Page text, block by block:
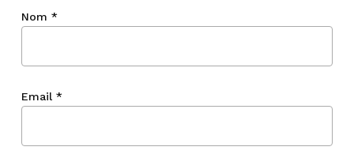
Nom *
Email *